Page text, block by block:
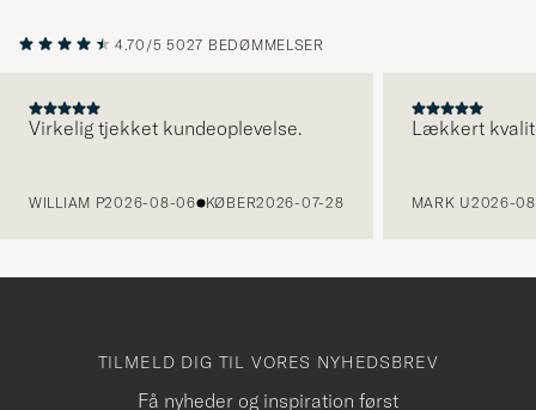
4.70/5 5027 BEDØMMELSER
Virkelig tjekket kundeoplevelse.
WILLIAM P2026-08-06 KØBER2026-07-28
Lækkert
MARK U2026-
TILMELD DIG TIL VORES NYHEDSBREV
Få nyheder og inspiration først